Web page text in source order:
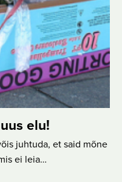
elu!
juhtuda, et said mõne
ei leia…